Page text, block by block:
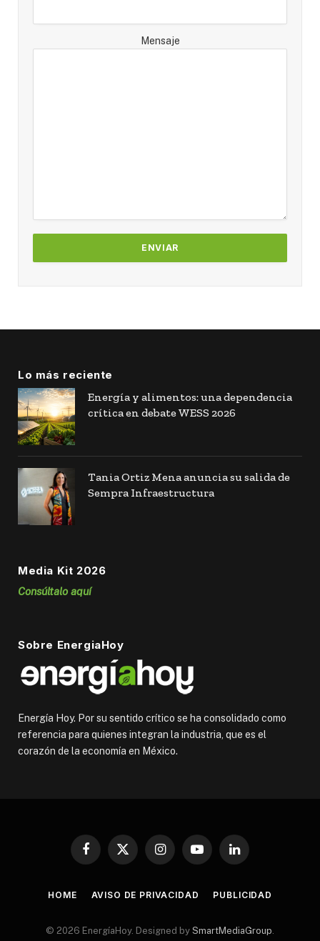
Mensaje
Lo más reciente
Energía y alimentos: una dependencia
crítica en debate WESS 2026
Tania Ortiz Mena anuncia su salida de
Sempra Infraestructura
Media Kit 2026
Consúltalo aquí
Sobre EnergiaHoy
Energía Hoy. Por su sentido crítico se ha consolidado como
referencia para quienes integran la industria, que es el
corazón de la economía en México.
Facebook
X
InstagramYouTubeLinkedIn
HOME AVISO DE PRIVACIDAD PUBLICIDAD
© 2026 EnergíaHoy. Designed by SmartMediaGroup.